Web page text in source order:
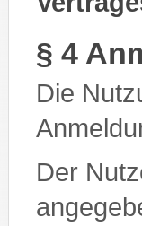
§ 4
Die
Der